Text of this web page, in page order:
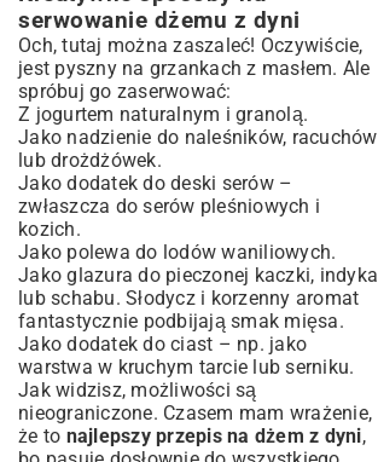
serwowanie dżemu z dyni
Och, tutaj można zaszaleć! Oczywiście,
jest pyszny na grzankach z masłem. Ale
spróbuj go zaserwować:
Z jogurtem naturalnym i granolą.
Jako nadzienie do naleśników, racuchów
lub drożdżówek.
Jako dodatek do deski serów –
zwłaszcza do serów pleśniowych i
kozich.
Jako polewa do lodów waniliowych.
Jako glazura do pieczonej kaczki, indyka
lub schabu. Słodycz i korzenny aromat
fantastycznie podbijają smak mięsa.
Jako dodatek do ciast – np. jako
warstwa w kruchym tarcie lub serniku.
Jak widzisz, możliwości są
nieograniczone. Czasem mam wrażenie,
że to najlepszy przepis na dżem z dyni,